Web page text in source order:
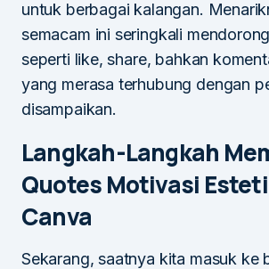
untuk berbagai kalangan.
semacam ini seringkali
seperti like, share, bahkan
yang merasa terhubung dengan
disampaikan.
Langkah-Langkah
Quotes Motivasi
Canva
Sekarang, saatnya kita masuk ke